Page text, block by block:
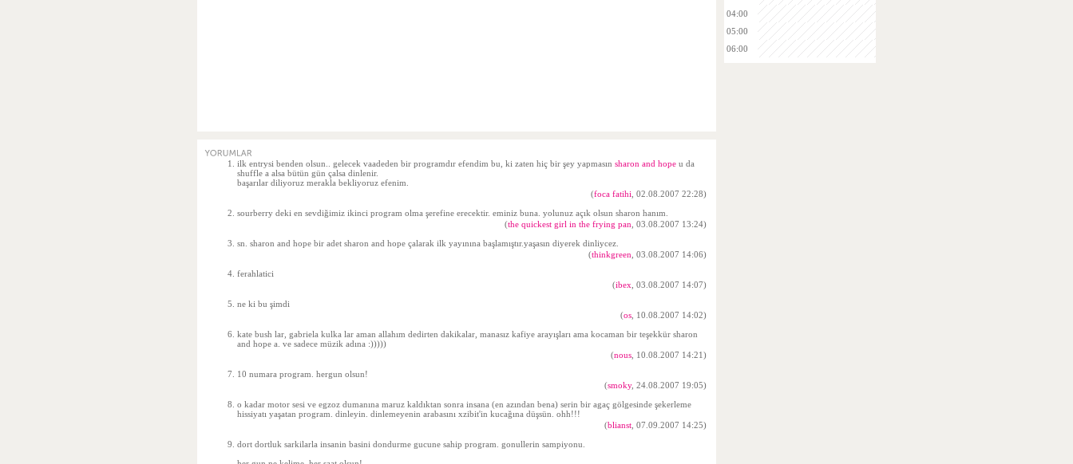
ilk entrysi benden olsun.. gelecek vaadeden bir programdır efendim bu, ki zaten hiç bir şey yapmasın sharon and hope u da
shuffle a alsa bütün gün çalsa dinlenir.
başarılar diliyoruz merakla bekliyoruz efenim.
(foca fatihi , 02.08.2007 22:28)
sourberry deki en sevdiğimiz ikinci program olma şerefine erecektir. eminiz buna. yolunuz açık olsun sharon hanım.
(the quickest girl in the frying pan , 03.08.2007 13:24)
sn. sharon and hope bir adet sharon and hope çalarak ilk yayınına başlamıştır.yaşasın diyerek dinliycez.
(thinkgreen , 03.08.2007 14:06)
ferahlatici
(ibex , 03.08.2007 14:07)
ne ki bu şimdi
(os , 10.08.2007 14:02)
kate bush lar, gabriela kulka lar aman allahım dedirten dakikalar, manasız kafiye arayışları ama kocaman bir teşekkür sharon
and hope a. ve sadece müzik adına :)))))
(nous , 10.08.2007 14:21)
10 numara program. hergun olsun!
(smoky, 24.08.2007 19:05)
o kadar motor sesi ve egzoz dumanına maruz kaldıktan sonra insana (en azından bena) serin bir agaç gölgesinde şekerleme
hissiyatı yaşatan program. dinleyin. dinlemeyenin arabasını xzibit'in kucağına düşsün. ohh!!!
(blianst , 07.09.2007 14:25)
dort dortluk sarkilarla insanin basini dondurme gucune sahip program. gonullerin sampiyonu.
04:00
05:00
06:00